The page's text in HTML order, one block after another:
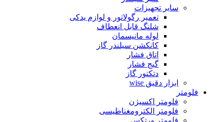
سایر تجهیزات
تعمیر رگولاتور و لوازم یدکی
شلنگ قابل انعطاف
لوله مانیسمان
کانکشن سیلندر گاز
اتاق فشار
گیج فشار
دتکتور گاز
ابزار دقیق wise
فلومتر
فلومتر اکسیژن
فلومتر الکترومغناطیسی
فلومتر ورتکس